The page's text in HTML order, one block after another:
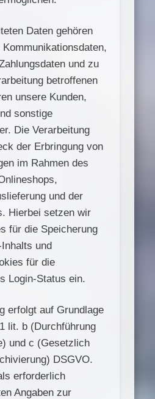
Daten gehören
und zu
betroffenen
unsere Kunden,
sonstige
Die Verarbeitung
der Erbringung von
im Rahmen des
und der
Hierbei setzen wir
für die Speicherung
und
für die
Login-Status ein.
erfolgt auf Grundlage
lit. b (Durchführung
und c (Gesetzlich
DSGVO.
erforderlich
Angaben zur